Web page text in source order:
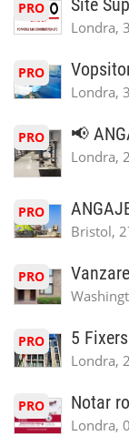
PRO Site
Londra,
PRO
Londra,
PRO 📢
Londra,
PRO
Bristol,
PRO
PRO 5
Londra,
PRO Notar
Londra,